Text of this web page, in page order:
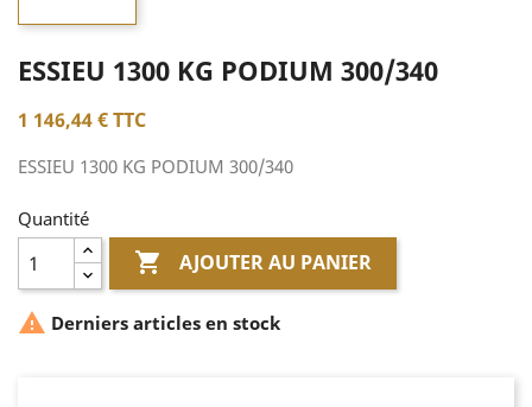
ESSIEU 1300 KG PODIUM 300/340
1 146,44 €TTC
ESSIEU 1300 KG PODIUM 300/340
Quantité
 AJOUTER AU PANIER
 Derniers articles en stock